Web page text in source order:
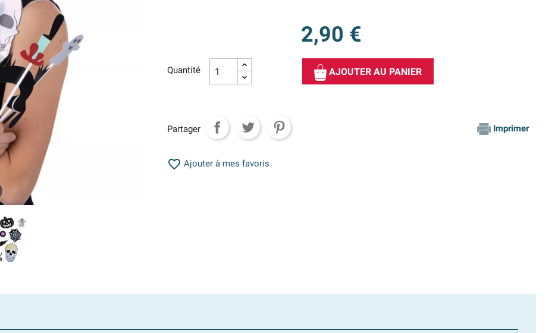
2,90 €
Quantité AJOUTER AU PANIER
Partager Imprimer
 Ajouter à mes favoris